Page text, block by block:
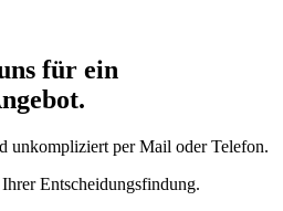
für ein
unkompliziert per Mail oder Telefon.
Entscheidungsfindung.